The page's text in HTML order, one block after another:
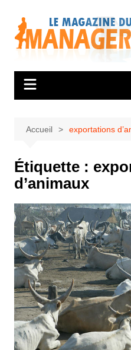
contenu
Accueil exportations
Étiquette :
d’animaux